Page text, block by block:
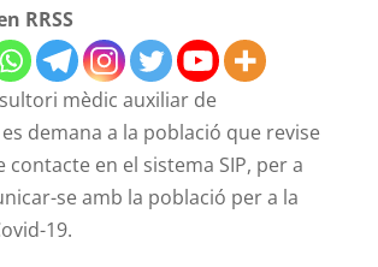
RRSS
mèdic auxiliar de
demana a la població que revise
contacte en el sistema SIP, per a
se amb la població per a la
19.